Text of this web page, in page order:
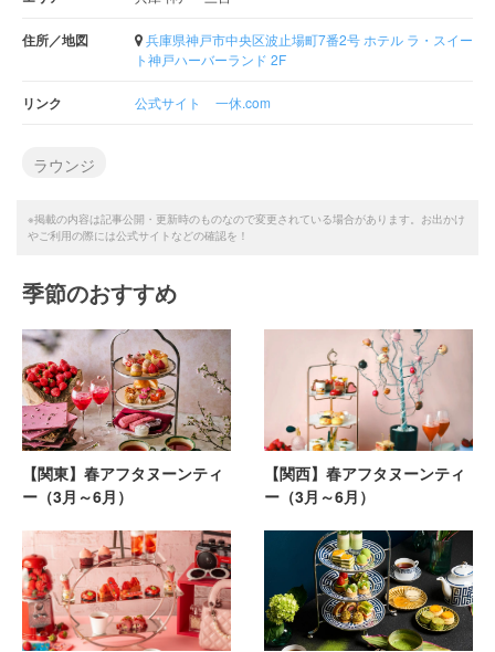
住所／地図
兵庫県神戸市中央区波止場町7番2号 ホテル ラ・スイー
ト神戸ハーバーランド 2F
リンク 公式サイト 一休.com
ラウンジ
※掲載の内容は記事公開・更新時のものなので変更されている場合があります。お出かけ
やご利用の際には公式サイトなどの確認を！
季節のおすすめ
【関東】春アフタヌーンティ
ー（3月～6月）
【関西】春アフタヌーンティ
ー（3月～6月）